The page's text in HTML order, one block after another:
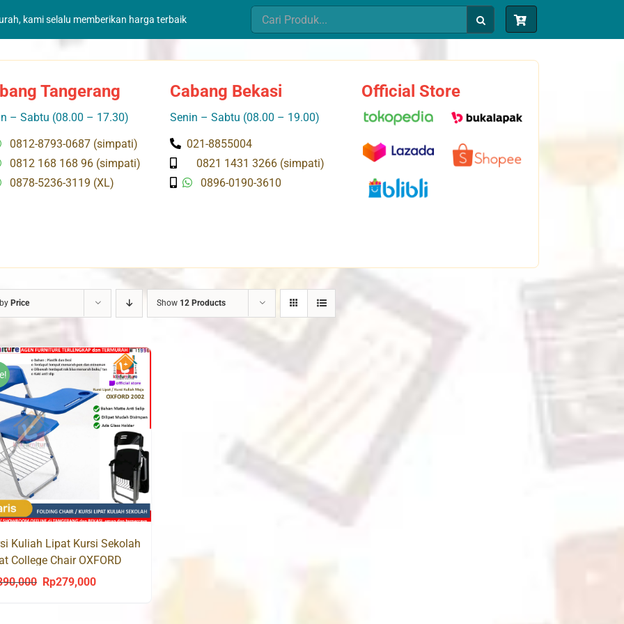
kami selalu memberikan harga terbaik
Search
for:
Tangerang
– Sabtu (08.00 – 17.30)
0812-8793-0687 (simpati)
0812 168 168 96 (simpati)
0878-5236-3119 (XL)
Cabang Bekasi
Senin – Sabtu (08.00 – 19.00)
021-8855004
0821 1431 3266 (simpati)
0896-0190-3610
Official Store
Price Show 12 Products
Kuliah Lipat Kursi Sekolah
College Chair OXFORD
Original
Rp279,000Current